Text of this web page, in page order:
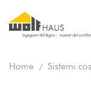
Home Sistemi